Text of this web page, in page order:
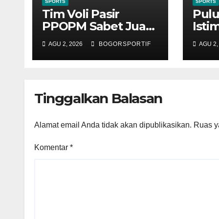
SPORTS
Tim Voli Pasir
PPOPM Sabet Juara
Kejurda Jabar KU 15
di Bandung
AGU 2, 2026 BOGORSPORTIF
SPORTS
AGU
Tinggalkan Balasan
Alamat email Anda tidak akan dipublikasikan. Ruas
Komentar *